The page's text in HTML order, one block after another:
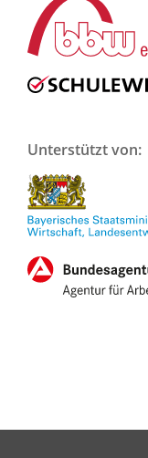
Unterstützt von: